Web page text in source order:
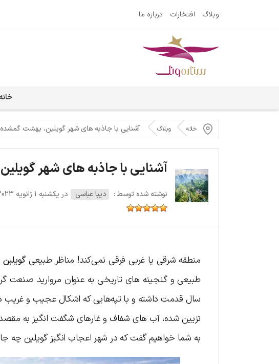
وبلاگ افتخارات درباره ما
خانه
خانه وبلاگ آشنایی با جاذبه های شهر گویلین، بهشت
آشنایی با جاذبه های شهر
نوشته شده توسط : دیبا عباسی در یکشنبه 1 ژانویه 2023
منطقه شرقی یا غربی فرقی نمی‌کند! مناظر طبیعیگویلین
سال قدمت داشته و با تپه‌هایی که اشکال عجیب و غریب
تزیین شده، آب های شفاف و غارهای شگفت انگیز به
به شما خواهیم گفت که در شهر اعجاب انگیز گو‌یلین چه